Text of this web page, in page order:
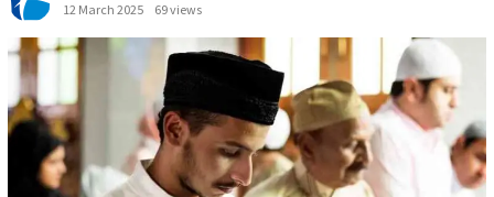
12 March 2025
69 views